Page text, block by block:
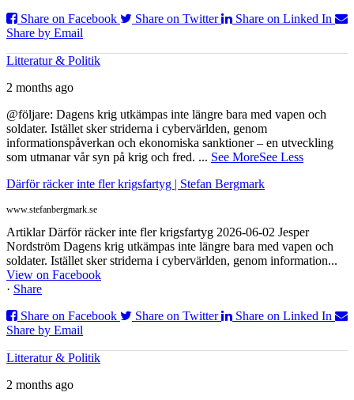
Share on Facebook
Share on Twitter
Share on Linked In
Share by Email
Litteratur & Politik
2 months ago
@följare: Dagens krig utkämpas inte längre bara med vapen och
soldater. Istället sker striderna i cybervärlden, genom
informationspåverkan och ekonomiska sanktioner – en utveckling
som utmanar vår syn på krig och fred. ... See MoreSee Less
Därför räcker inte fler krigsfartyg | Stefan Bergmark
www.stefanbergmark.se
Artiklar Därför räcker inte fler krigsfartyg 2026-06-02 Jesper
Nordström Dagens krig utkämpas inte längre bara med vapen och
soldater. Istället sker striderna i cybervärlden, genom information...
View on Facebook
· Share
Share on Facebook
Share on Twitter
Share on Linked In
Share by Email
Litteratur & Politik
2 months ago